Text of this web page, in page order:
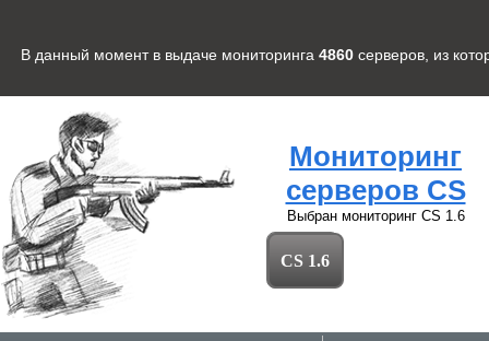
В данный момент в выдаче мониторинга 4860 серверов , из
Мониторинг
серверов CS
Выбран мониторинг CS 1.6
CS 1.6